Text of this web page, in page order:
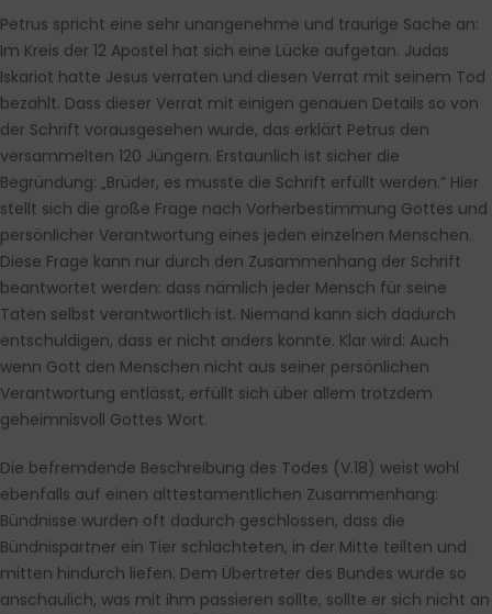
Petrus spricht eine sehr unangenehme und traurige Sache an:
Im Kreis der 12 Apostel hat sich eine Lücke aufgetan. Judas
Iskariot hatte Jesus verraten und diesen Verrat mit seinem Tod
bezahlt. Dass dieser Verrat mit einigen genauen Details so von
der Schrift vorausgesehen wurde, das erklärt Petrus den
versammelten 120 Jüngern. Erstaunlich ist sicher die
Begründung: „Brüder, es musste die Schrift erfüllt werden.“ Hier
stellt sich die große Frage nach Vorherbestimmung Gottes und
persönlicher Verantwortung eines jeden einzelnen Menschen.
Diese Frage kann nur durch den Zusammenhang der Schrift
beantwortet werden: dass nämlich jeder Mensch für seine
Taten selbst verantwortlich ist. Niemand kann sich dadurch
entschuldigen, dass er nicht anders konnte. Klar wird: Auch
wenn Gott den Menschen nicht aus seiner persönlichen
Verantwortung entlässt, erfüllt sich über allem trotzdem
geheimnisvoll Gottes Wort.
Die befremdende Beschreibung des Todes (V.18) weist wohl
ebenfalls auf einen alttestamentlichen Zusammenhang:
Bündnisse wurden oft dadurch geschlossen, dass die
Bündnispartner ein Tier schlachteten, in der Mitte teilten und
mitten hindurch liefen. Dem Übertreter des Bundes wurde so
anschaulich, was mit ihm passieren sollte, sollte er sich nicht an